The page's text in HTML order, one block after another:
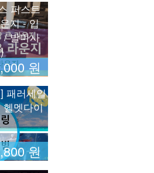
원
퍼스트
지 - 입
/ 발마사
원
패러세일
헬멧다이